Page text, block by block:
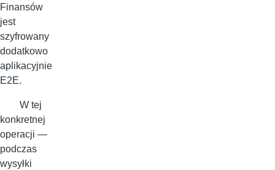
Finansów
jest
szyfrowany
dodatkowo
aplikacyjnie
E2E.
W tej
konkretnej
operacji —
podczas
wysyłki